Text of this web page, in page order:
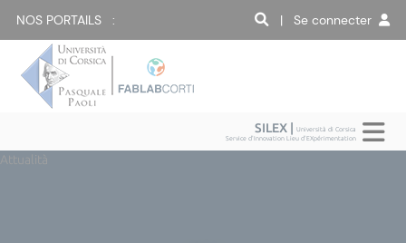
NOS PORTAILS : | Se connecter
SILEX |Università di Corsica
Service d'Innovation Lieu d'EXpérimentation
Attualità